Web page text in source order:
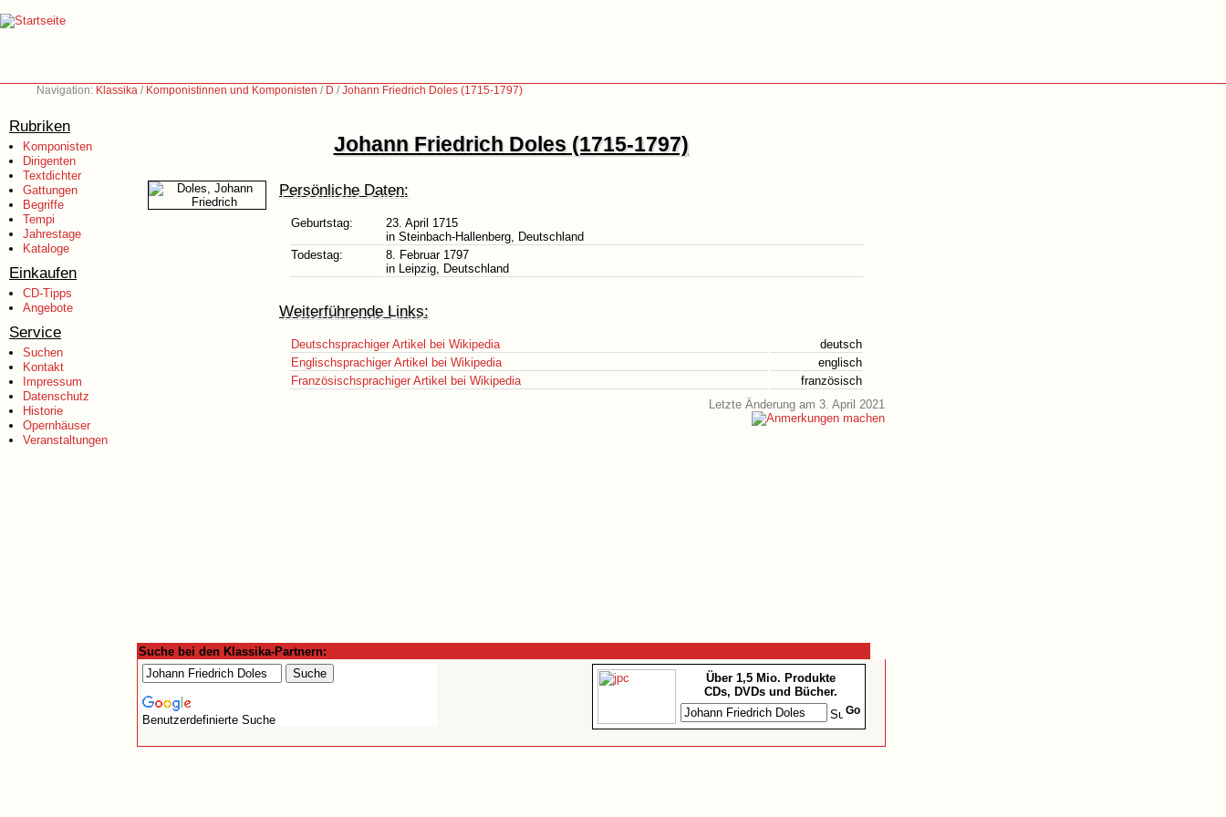
Navigation: Klassika / Komponistinnen und Komponisten / D /Johann Friedrich Doles (1715-1797)
Rubriken
Komponisten
Dirigenten
Textdichter
Gattungen
Begriffe
Tempi
Jahrestage
Kataloge
Einkaufen
CD-Tipps
Angebote
Service
Suchen
Kontakt
Impressum
Datenschutz
Historie
Opernhäuser
Veranstaltungen
Johann Friedrich Doles (1715-1797)
Persönliche Daten:
Geburtstag:
23. April 1715
in Steinbach-Hallenberg, Deutschland
Todestag:
8. Februar 1797
in Leipzig, Deutschland
Weiterführende Links:
Deutschsprachiger Artikel bei Wikipedia
deutsch
Englischsprachiger Artikel bei Wikipedia
englisch
Französischsprachiger Artikel bei Wikipedia
französisch
Letzte Änderung am 3. April 2021
Suche bei den Klassika-Partnern:
Benutzerdefinierte Suche
Über 1,5 Mio. Produkte
CDs, DVDs und Bücher.
Go